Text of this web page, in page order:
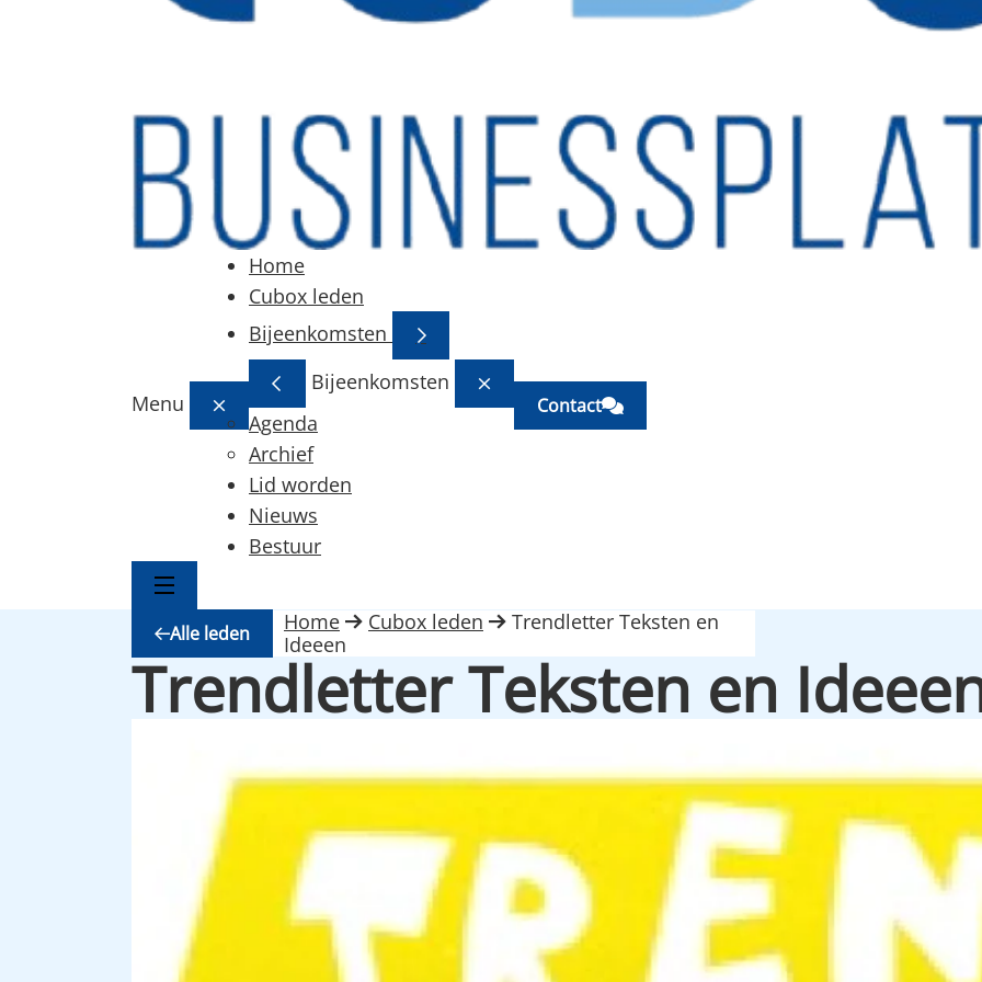
Menu
Home
Cubox leden
Bijeenkomsten
Bijeenkomsten
Agenda
Archief
Lid worden
Nieuws
Bestuur
Contact
Alle leden Home Cubox leden
Trendletter Teksten en
Ideeen
Trendletter Teksten en